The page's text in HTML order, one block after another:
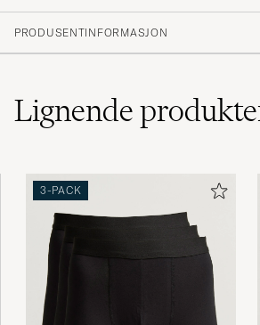
(107)
(3)
Det är väldigt sköna och perfekt
sin pojkvän!
HILMA K KJØPTE PÅ
Snelle levering, prima prijs.
PRODUSENTINFORMASJON
Lignende
3-PACK